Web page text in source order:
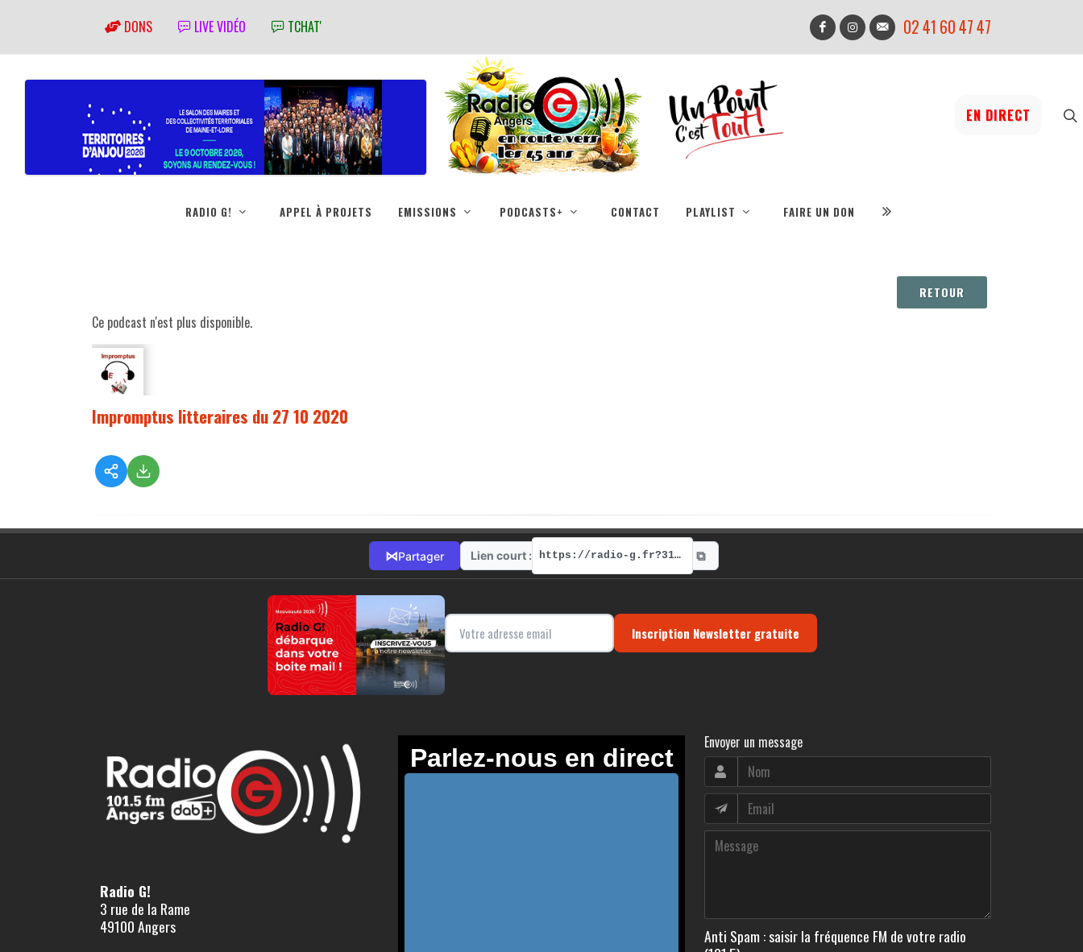
DONS LIVE VIDÉO TCHAT' 02 41 60 47 47
EN DIRECT
RADIO G! APPEL À PROJETS EMISSIONS PODCASTS+ CONTACT PLAYLIST FAIRE UN DON
RETOUR
Ce podcast n'est plus disponible.
Impromptus litteraires du 27 10 2020
⋈Partager Lien court : https://radio-g.fr?3115 ⧉
Inscription Newsletter gratuite
Radio G!
3 rue de la Rame
49100 Angers
Envoyer un message
Anti Spam : saisir la fréquence FM de votre radio